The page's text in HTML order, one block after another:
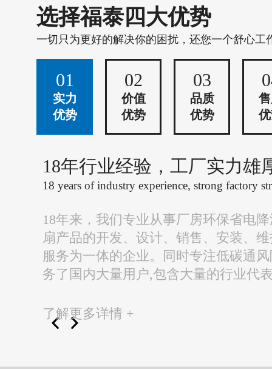
选择福泰四大优势
一切只为更好的解决你的困扰，还您一个舒心工
01
实力
优势
02
价值
优势
03
品质
优势
18年行业经验，工厂实力雄
18 years of industry experience, strong factory
18年来，我们专业从事厂房环保省电
扇产品的开发、设计、销售、安装、
服务为一体的企业。同时专注低碳通
务了国内大量用户,包含大量的行业代
了解更多详情 +